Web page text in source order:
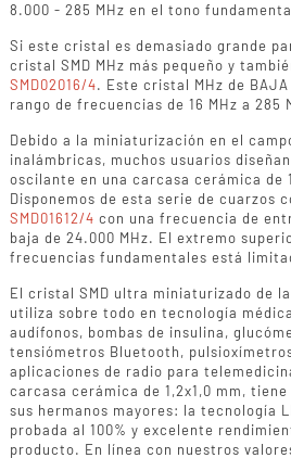
8.000 - 285 MHz en el tono
Si este cristal es demasiado grande
cristal SMD MHz más pequeño y
SMD02016/4. Este cristal MHz de
rango de frecuencias de 16 MHz a 285
Debido a la miniaturización en el
inalámbricas, muchos usuarios
oscilante en una carcasa cerámica de
Disponemos de esta serie de cuarzos
SMD01612/4 con una frecuencia de
baja de 24.000 MHz. El extremo
frecuencias fundamentales está
El cristal SMD ultra miniaturizado de
utiliza sobre todo en tecnología
audífonos, bombas de insulina,
tensiómetros Bluetooth,
aplicaciones de radio para
carcasa cerámica de 1,2x1,0 mm,
sus hermanos mayores: la tecnología
probada al 100% y excelente
producto. En línea con nuestros